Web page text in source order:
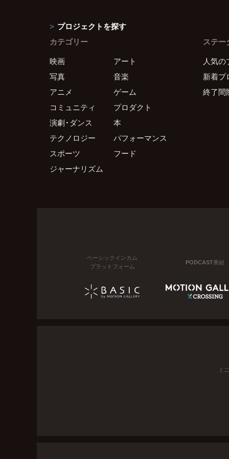
プロジェクトを探す
カテゴリー
映画
アート
写真
音楽
アニメ
ゲーム
コミュニティ
プロダクト
演劇・ダンス
本
テクノロジー
パフォーマンス
スポーツ
フード
ジャーナリズム
ステー
人気の
新着プ
終了間
ベーシックインカム
プラットフォーム
PODCAST番組
ミ